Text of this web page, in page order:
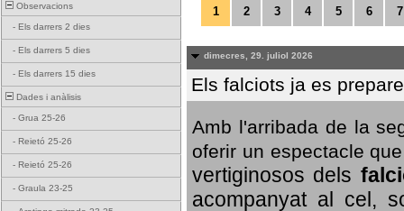
Observacions
- Els darrers 2 dies
- Els darrers 5 dies
- Els darrers 15 dies
Dades i anàlisis
- Grua 25-26
- Reietó 25-26
- Reietó 25-26
- Graula 23-25
1 2 3 4 5 6 7
dimecres, 29. juliol 2026
Els falciots ja es
Amb l'arribada de la
oferir un espectacle
vertiginosos dels
acompanyat al cel,